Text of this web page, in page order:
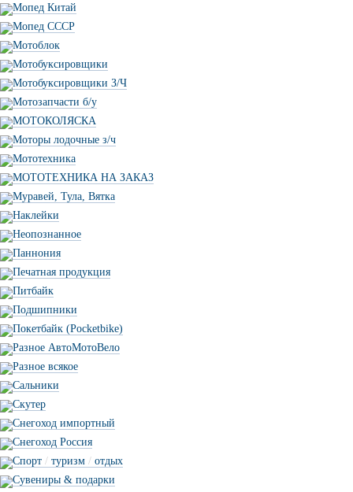
Мопед Китай
Мопед СССР
Мотоблок
Мотобуксировщики
Мотобуксировщики З/Ч
Мотозапчасти б/у
МОТОКОЛЯСКА
Моторы лодочные з/ч
Мототехника
МОТОТЕХНИКА НА ЗАКАЗ
Муравей, Тула, Вятка
Наклейки
Неопознанное
Паннония
Печатная продукция
Питбайк
Подшипники
Покетбайк (Pocketbike)
Разное АвтоМотоВело
Разное всякое
Сальники
Скутер
Снегоход импортный
Снегоход Россия
Спорт / туризм / отдых
Сувениры & подарки